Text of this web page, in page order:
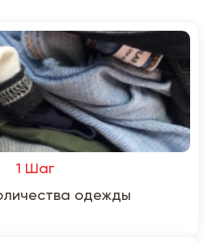
1 Шаг
одежды